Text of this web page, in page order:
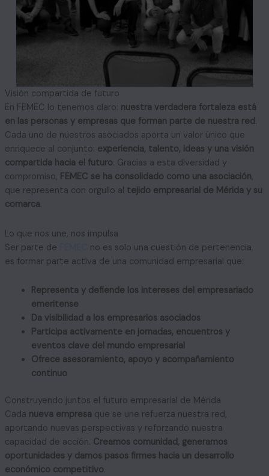
Visión compartida de futuro
En FEMEC lo tenemos claro: nuestra verdadera fortaleza está
en las personas y empresas que forman parte de nuestra red.
Cada uno de nuestros asociados aporta un valor único que
enriquece al conjunto: experiencia, talento, ideas y una visión
compartida hacia el futuro. Gracias a esta diversidad y
compromiso, FEMEC se ha consolidado como una asociación,
que representa con orgullo al tejido empresarial de Mérida y su
comarca.
Lo que nos une, nos impulsa
Ser parte de
no es solo una cuestión de pertenencia,
es formar parte activa de una comunidad empresarial que:
Representa y defiende los intereses del empresariado
emeritense
Da visibilidad a los empresarios asociados
Participa activamente en jornadas, encuentros y
eventos clave del mundo empresarial
Ofrece asesoramiento, apoyo y acompañamiento
continuo
Construyendo juntos el futuro empresarial de Mérida
Cada nueva empresa que se une refuerza nuestra red,
aportando nuevas perspectivas y reforzando nuestra
capacidad de acción. Creamos comunidad, generamos
oportunidades y damos pasos firmes hacia un desarrollo
económico competitivo.